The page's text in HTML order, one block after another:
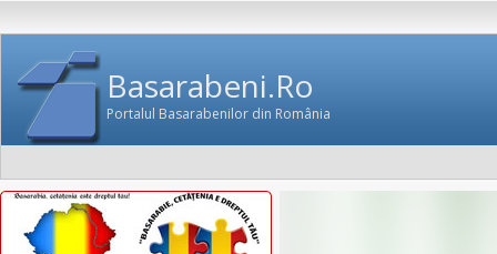
Basarabeni.Ro
Portalul Basarabenilor din România